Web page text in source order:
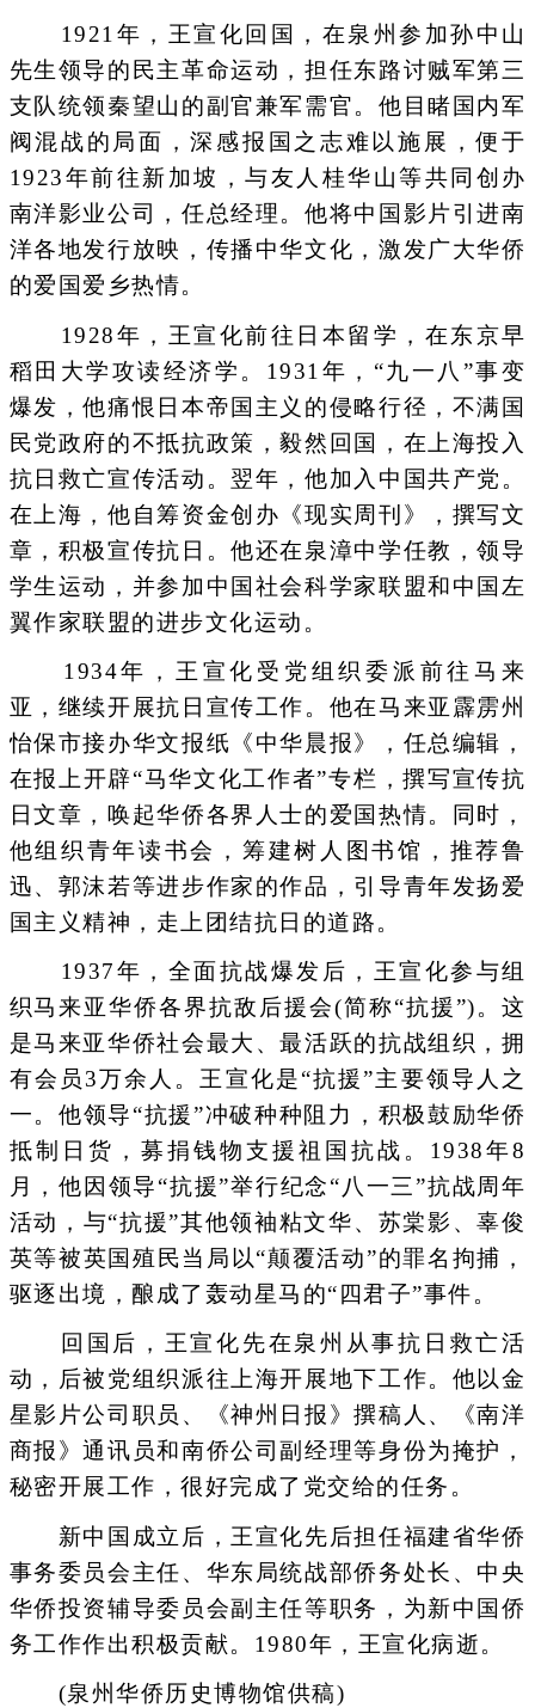
1921年，王宣化回国，在泉州参加孙中山
先生领导的民主革命运动，担任东路讨贼军第三
支队统领秦望山的副官兼军需官。他目睹国内军
阀混战的局面，深感报国之志难以施展，便于
1923年前往新加坡，与友人桂华山等共同创办
南洋影业公司，任总经理。他将中国影片引进南
洋各地发行放映，传播中华文化，激发广大华侨
的爱国爱乡热情。
1928年，王宣化前往日本留学，在东京早
稻田大学攻读经济学。1931年，“九一八”事变
爆发，他痛恨日本帝国主义的侵略行径，不满国
民党政府的不抵抗政策，毅然回国，在上海投入
抗日救亡宣传活动。翌年，他加入中国共产党。
在上海，他自筹资金创办《现实周刊》，撰写文
章，积极宣传抗日。他还在泉漳中学任教，领导
学生运动，并参加中国社会科学家联盟和中国左
翼作家联盟的进步文化运动。
1934年，王宣化受党组织委派前往马来
亚，继续开展抗日宣传工作。他在马来亚霹雳州
怡保市接办华文报纸《中华晨报》，任总编辑，
在报上开辟“马华文化工作者”专栏，撰写宣传抗
日文章，唤起华侨各界人士的爱国热情。同时，
他组织青年读书会，筹建树人图书馆，推荐鲁
迅、郭沫若等进步作家的作品，引导青年发扬爱
国主义精神，走上团结抗日的道路。
1937年，全面抗战爆发后，王宣化参与组
织马来亚华侨各界抗敌后援会(简称“抗援”)。这
是马来亚华侨社会最大、最活跃的抗战组织，拥
有会员3万余人。王宣化是“抗援”主要领导人之
一。他领导“抗援”冲破种种阻力，积极鼓励华侨
抵制日货，募捐钱物支援祖国抗战。1938年8
月，他因领导“抗援”举行纪念“八一三”抗战周年
活动，与“抗援”其他领袖粘文华、苏棠影、辜俊
英等被英国殖民当局以“颠覆活动”的罪名拘捕，
驱逐出境，酿成了轰动星马的“四君子”事件。
回国后，王宣化先在泉州从事抗日救亡活
动，后被党组织派往上海开展地下工作。他以金
星影片公司职员、《神州日报》撰稿人、《南洋
商报》通讯员和南侨公司副经理等身份为掩护，
秘密开展工作，很好完成了党交给的任务。
新中国成立后，王宣化先后担任福建省华侨
事务委员会主任、华东局统战部侨务处长、中央
华侨投资辅导委员会副主任等职务，为新中国侨
务工作作出积极贡献。1980年，王宣化病逝。
(泉州华侨历史博物馆供稿)